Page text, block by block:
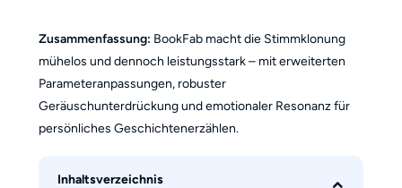
Zusammenfassung: BookFab macht die Stimmklonung
mühelos und dennoch leistungsstark – mit erweiterten
Parameteranpassungen, robuster
Geräuschunterdrückung und emotionaler Resonanz für
persönliches Geschichtenerzählen.
Inhaltsverzeichnis